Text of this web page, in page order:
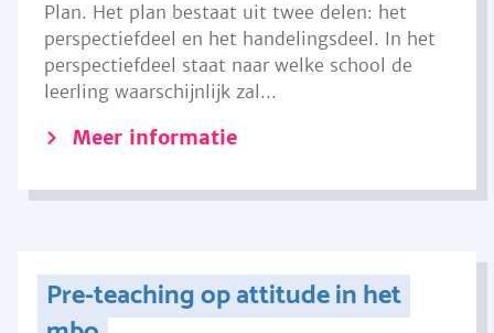
Plan. Het plan bestaat uit twee delen: het
perspectiefdeel en het handelingsdeel. In het
perspectiefdeel staat naar welke school de
leerling waarschijnlijk zal...
Meer informatie
Pre-teaching op attitude in het